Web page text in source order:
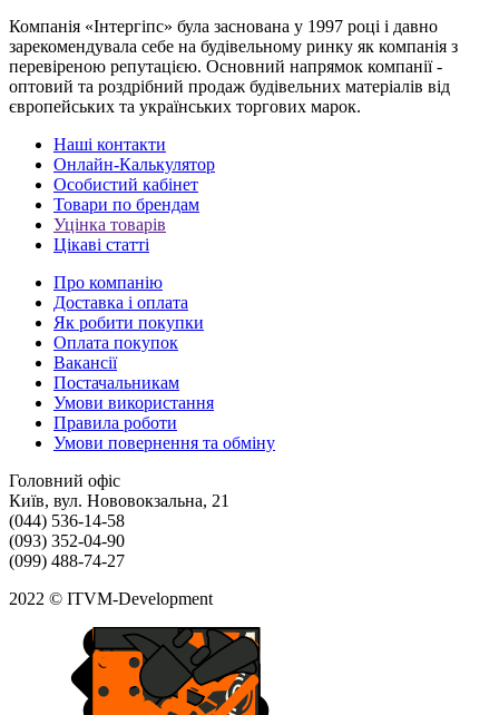
Компанія «Інтергіпс» була заснована у 1997 році і давно
зарекомендувала себе на будівельному ринку як компанія з
перевіреною репутацією. Основний напрямок компанії -
оптовий та роздрібний продаж будівельних матеріалів від
європейських та українських торгових марок.
Наші контакти
Онлайн-Калькулятор
Особистий кабінет
Товари по брендам
Уцінка товарів
Цікаві статті
Про компанію
Доставка і оплата
Як робити покупки
Оплата покупок
Вакансії
Постачальникам
Умови використання
Правила роботи
Умови повернення та обміну
Головний офіс
Київ, вул. Нововокзальна, 21
(044) 536-14-58
(093) 352-04-90
(099) 488-74-27
2022 © ITVM-Development